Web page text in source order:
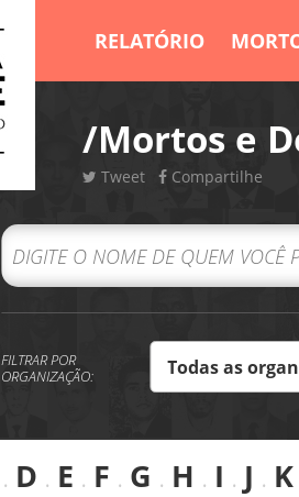
RELATÓRIO
/Mortos e
Tweet Compartilhe
FILTRAR POR
ORGANIZAÇÃO:
. D . E . F . G . H . I . J . K